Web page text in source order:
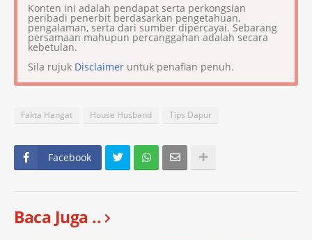
Konten ini adalah pendapat serta perkongsian
peribadi penerbit berdasarkan pengetahuan,
pengalaman, serta dari sumber dipercayai. Sebarang
persamaan mahupun percanggahan adalah secara
kebetulan.
Sila rujuk Disclaimer untuk penafian penuh.
Fakta Hangat House Husband Tips Dapur
Facebook
Baca Juga ..